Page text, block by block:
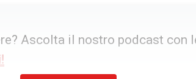
Ascolta il nostro podcast con